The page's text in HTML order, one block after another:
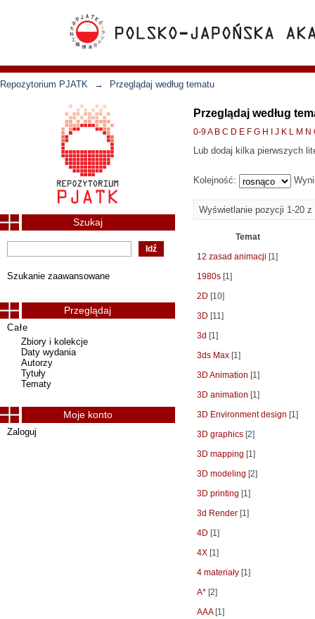
Repozytorium PJATK → Przeglądaj według tematu
Przeglądaj według
0-9A B C D E F G H J K L M N
Lub dodaj kilka pierwszych
Kolejność:
Wyświetlanie pozycji 1-20 z
Temat
12 zasad animacji [1]
1980s [1]
2D [10]
3D [11]
3d [1]
3ds Max [1]
3D Animation [1]
3D animation [1]
3D Environment design [1]
3D graphics [2]
3D mapping [1]
3D modeling [2]
3D printing [1]
3d Render [1]
4D [1]
4X [1]
4 materiały [1]
A* [2]
AAA[1]
Szukaj
Szukanie zaawansowane
Przeglądaj
Całe
Zbiory i kolekcje
Daty wydania
Autorzy
Tytuły
Tematy
Moje konto
Zaloguj